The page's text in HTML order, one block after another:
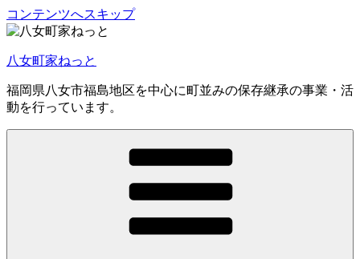
コンテンツへスキップ
八女町家ねっと
福岡県八女市福島地区を中心に町並みの保存継承の事業・活
動を行っています。